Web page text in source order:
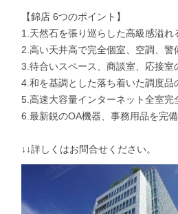
【錦店 6つのポイント】
1.天然石を張り巡らした高級感溢れ
2.高い天井高で完全個室、空調、警
3.待合いスペース、商談室、応接
4.和を基調とした落ち着いた調度品
5.高速大容量インターネット全室
6.最新鋭のOA機器、事務用品を完備
↓↓詳しくはお問合せください。